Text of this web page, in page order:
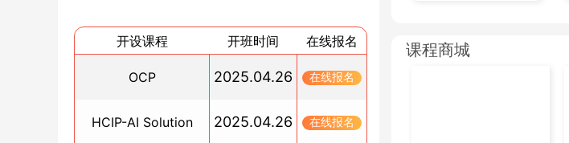
2024/11/16
HCIP-openEuler培训报名官网
0基础学数通培训班推荐-广州博睿谷
2024/11/15
力，为职业发展开启新的机遇。
开设课程 开班时间 在线报名
OCP 2025.04.26 在线报名
HCIP-AI Solution 2025.04.26 在线报名
课程商城